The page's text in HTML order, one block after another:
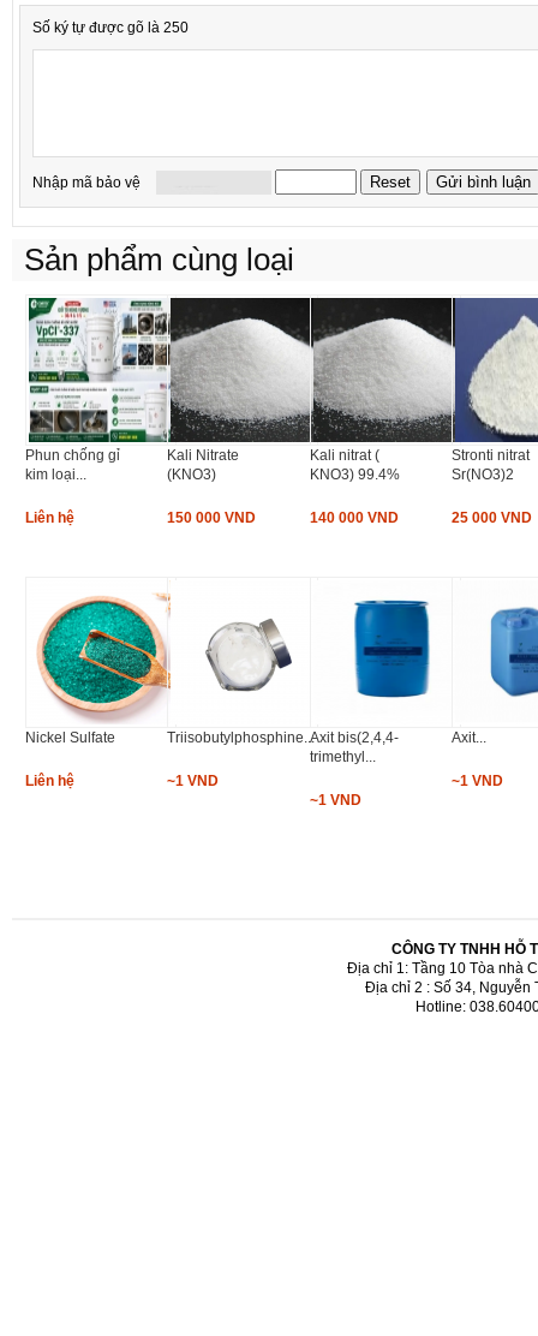
Số ký tự được gõ là 250
Nhập mã bảo vệ
Sản phẩm cùng loại
Phun chống gỉ
kim loại...
Liên hệ
Kali Nitrate
(KNO3)
150 000 VND
Kali nitrat (
KNO3) 99.4%
140 000 VND
Stronti nitrat
Sr(NO3)2
25 000 VND
Nickel Sulfate
Liên hệ
Triisobutylphosphine...
~1 VND
Axit bis(2,4,4-
trimethyl...
~1 VND
Axit...
~1 VND
CÔNG TY TNHH HỖ
Địa chỉ 1: Tầng 10 Tòa nhà
Địa chỉ 2 : Số 34, Nguyễn
Hotline: